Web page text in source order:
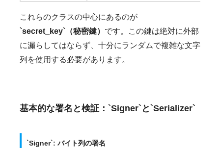
これらのクラスの中心にあるのが
`secret_key`（秘密鍵） です。この鍵は絶対に外部
に漏らしてはならず、十分にランダムで複雑な文字
列を使用する必要があります。
基本的な署名と検証：`Signer`と`Serializer`
`Signer`: バイト列の署名